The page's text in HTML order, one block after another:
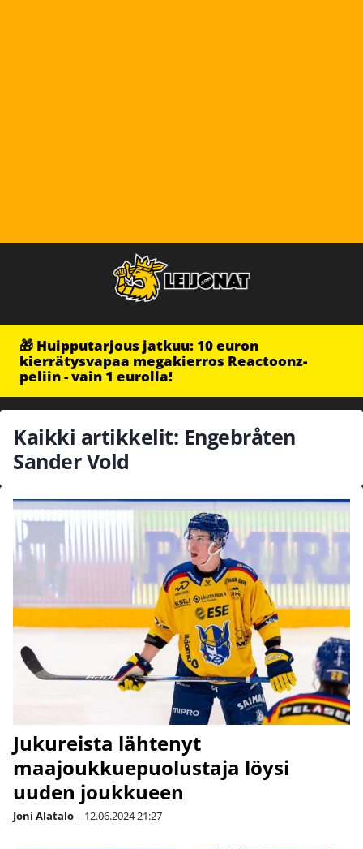
🎁 Huipputarjous jatkuu: 10 euron
kierrätysvapaa megakierros Reactoonz-
peliin - vain 1 eurolla!
Kaikki artikkelit: Engebråten
Sander Vold
Jukureista lähtenyt
maajoukkuepuolustaja löysi
uuden joukkueen
Joni Alatalo | 12.06.202421:27